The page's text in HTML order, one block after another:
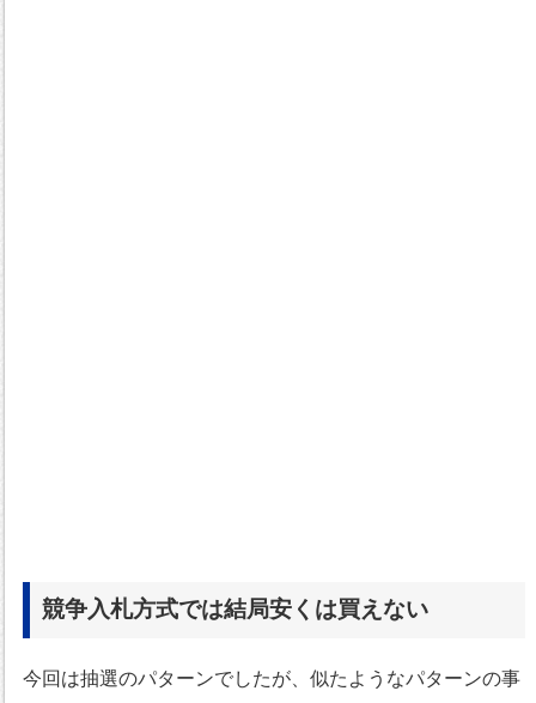
競争入札方式では結局安くは買えない
今回は抽選のパターンでしたが、似たようなパターンの事